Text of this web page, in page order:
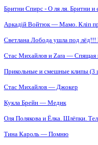
Бритни Спирс - О ля ля. Бритни и
Аркадій Войтюк — Мамо. Кліп
Светлана Лобода ушла под лёд!!!
Стас Михайлов и Zara — Спящая
Прикольные и смешные клипы (3
Стас Михайлов — Джокер
Кукла Брейн — Медик
Оля Полякова и Ёлка. Шлёпки.
Тина Кароль — Помню